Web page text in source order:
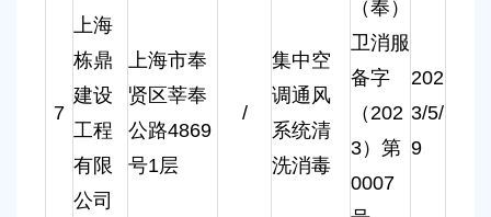
7
上海
栋鼎
建设
工程
有限
公司
上海市奉
贤区莘奉
公路4869
号1层
/
集中空
调通风
系统清
洗消毒
（奉）
卫消服
备字
（202
3）第
0007
202
3/5/
9